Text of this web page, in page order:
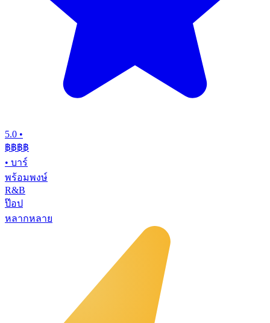
5.0 •
฿฿฿฿
• บาร์
พร้อมพงษ์
R&B
ป๊อป
หลากหลาย